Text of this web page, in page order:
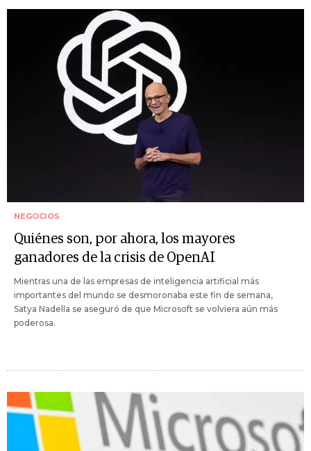
NEGOCIOS
Quiénes son, por ahora, los mayores
ganadores de la crisis de OpenAI
Mientras una de las empresas de inteligencia artificial más
importantes del mundo se desmoronaba este fin de semana,
Satya Nadella se aseguró de que Microsoft se volviera aún más
poderosa.